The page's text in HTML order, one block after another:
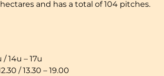
and has a total of 104 pitches.
14u – 17u
/ 13.30 – 19.00